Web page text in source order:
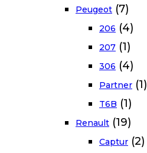
Peugeot (7)
206 (4)
207 (1)
306 (4)
Partner (1)
T6B (1)
Renault (19)
Captur (2)